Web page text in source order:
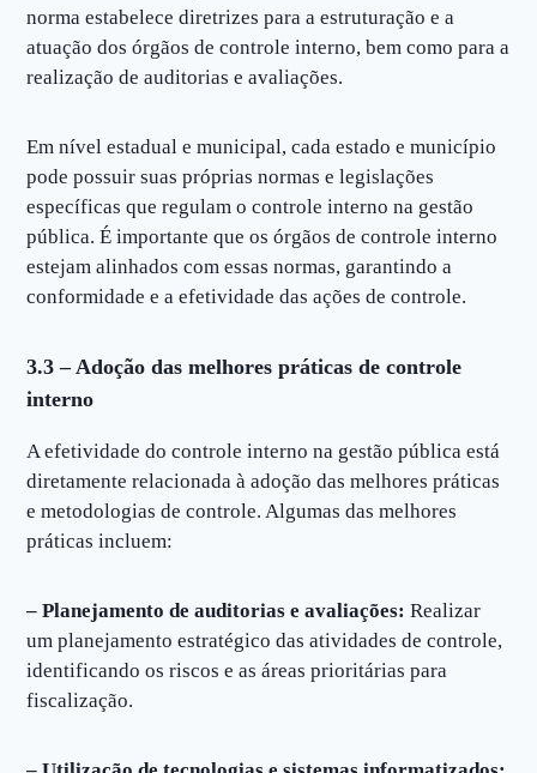
norma estabelece diretrizes para a estruturação e a
atuação dos órgãos de controle interno, bem como para a
realização de auditorias e avaliações.
Em nível estadual e municipal, cada estado e município
pode possuir suas próprias normas e legislações
específicas que regulam o controle interno na gestão
pública. É importante que os órgãos de controle interno
estejam alinhados com essas normas, garantindo a
conformidade e a efetividade das ações de controle.
3.3 – Adoção das melhores práticas de controle
interno
A efetividade do controle interno na gestão pública está
diretamente relacionada à adoção das melhores práticas
e metodologias de controle. Algumas das melhores
práticas incluem:
– Planejamento de auditorias e avaliações:Realizar
um planejamento estratégico das atividades de controle,
identificando os riscos e as áreas prioritárias para
fiscalização.